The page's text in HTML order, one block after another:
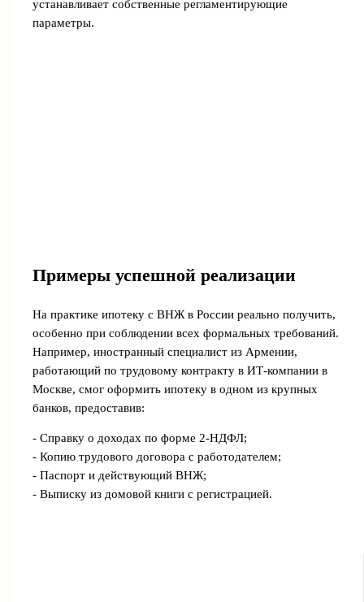
устанавливает собственные регламентирующие
параметры.
Примеры успешной реализации
На практике ипотеку с ВНЖ в России реально получить,
особенно при соблюдении всех формальных требований.
Например, иностранный специалист из Армении,
работающий по трудовому контракту в ИТ-компании в
Москве, смог оформить ипотеку в одном из крупных
банков, предоставив:
- Справку о доходах по форме 2-НДФЛ;
- Копию трудового договора с работодателем;
- Паспорт и действующий ВНЖ;
- Выписку из домовой книги с регистрацией.